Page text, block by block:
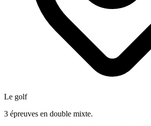
Le golf
3 épreuves en double mixte.